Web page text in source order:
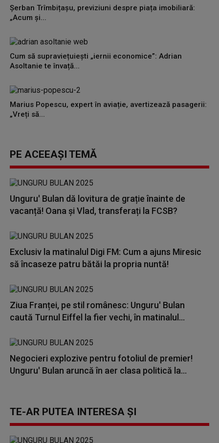
Șerban Trîmbițașu, previziuni despre piața imobiliară:
„Acum și...
Cum să supraviețuiești „iernii economice”: Adrian
Asoltanie te învață...
Marius Popescu, expert în aviație, avertizează pasagerii:
„Vreți să...
PE ACEEAȘI TEMĂ
Unguru' Bulan dă lovitura de grație înainte de
vacanță! Oana și Vlad, transferați la FCSB?
Exclusiv la matinalul Digi FM: Cum a ajuns Miresic
să încaseze patru bătăi la propria nuntă!
Ziua Franței, pe stil românesc: Unguru' Bulan
caută Turnul Eiffel la fier vechi, în matinalul...
Negocieri explozive pentru fotoliul de premier!
Unguru' Bulan aruncă în aer clasa politică la...
TE-AR PUTEA INTERESA ȘI